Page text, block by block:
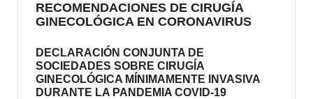
RECOMENDACIONES DE CIRUGÍA
GINECOLÓGICA EN CORONAVIRUS
DECLARACIÓN CONJUNTA DE
SOCIEDADES SOBRE CIRUGÍA
GINECOLÓGICA MÍNIMAMENTE INVASIVA
DURANTE LA PANDEMIA COVID-19